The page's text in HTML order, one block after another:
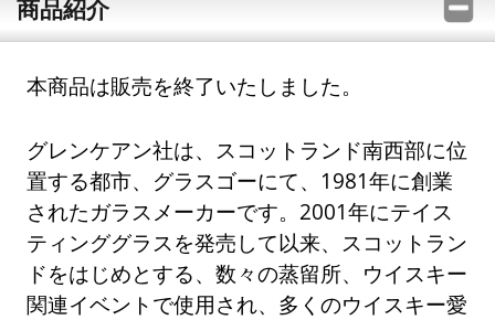
商品紹介
本商品は販売を終了いたしました。
グレンケアン社は、スコットランド南西部に位
置する都市、グラスゴーにて、1981年に創業
されたガラスメーカーです。2001年にテイス
ティンググラスを発売して以来、スコットラン
ドをはじめとする、数々の蒸留所、ウイスキー
関連イベントで使用され、多くのウイスキー愛